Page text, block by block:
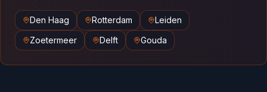
Den Haag Rotterdam
Leiden
Zoetermeer
Delft Gouda